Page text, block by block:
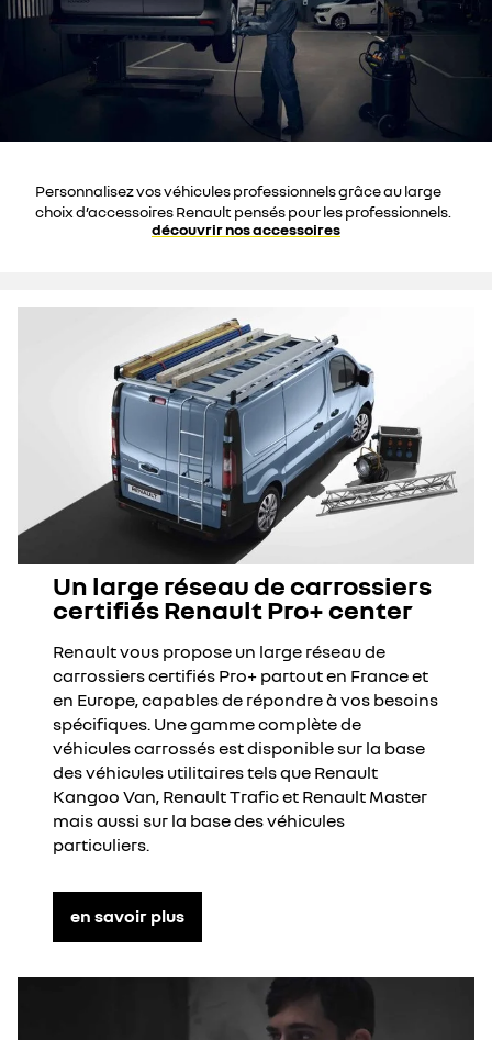
Personnalisez vos véhicules professionnels grâce au large
choix d’accessoires Renault pensés pour les professionnels.
découvrir nos accessoires
Un large réseau de carrossiers
certifiés Renault Pro+ center
Renault vous propose un large réseau de
carrossiers certifiés Pro+ partout en France et
en Europe, capables de répondre à vos besoins
spécifiques. Une gamme complète de
véhicules carrossés est disponible sur la base
des véhicules utilitaires tels que Renault
Kangoo Van, Renault Trafic et Renault Master
mais aussi sur la base des véhicules
particuliers.
en savoir plus